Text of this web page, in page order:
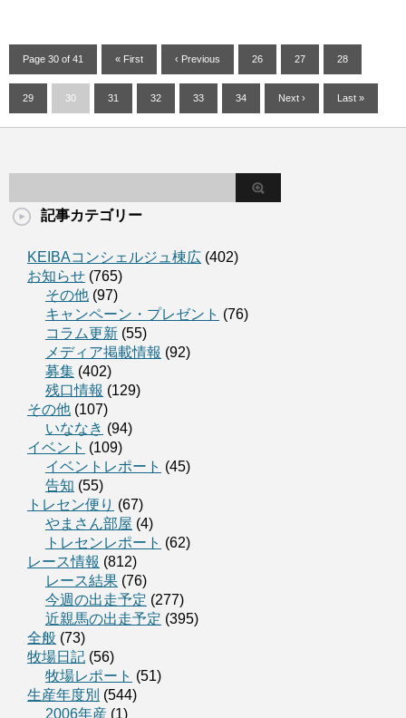
Page 30 of 41 « First ‹ Previous 26 27 28
29 30 31 32 33 34 Next › Last »
記事カテゴリー
KEIBAコンシェルジュ棟広 (402)
お知らせ (765)
その他 (97)
キャンペーン・プレゼント (76)
コラム更新 (55)
メディア掲載情報 (92)
募集 (402)
残口情報 (129)
その他 (107)
いななき (94)
イベント (109)
イベントレポート (45)
告知 (55)
トレセン便り (67)
やまさん部屋 (4)
トレセンレポート (62)
レース情報 (812)
レース結果 (76)
今週の出走予定 (277)
近親馬の出走予定 (395)
全般 (73)
牧場日記 (56)
牧場レポート (51)
生産年度別 (544)
2006年産 (1)